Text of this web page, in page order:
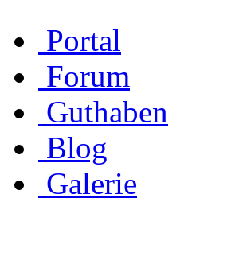
Portal
Forum
Guthaben
Blog
Galerie